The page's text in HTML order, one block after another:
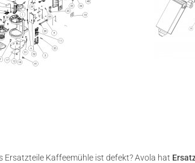
Ersatzteile Kaffeemühle ist defekt? Avola hat